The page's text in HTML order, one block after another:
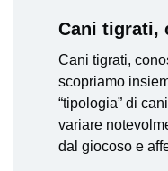
Cani tigrati,
Cani tigrati,
scopriamo
“tipologia” di
variare
dal giocoso e